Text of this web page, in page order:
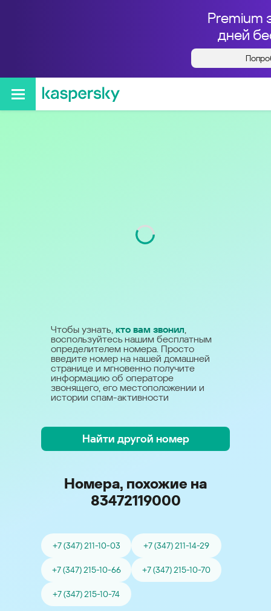
Premium
дней
Кто звонил с номера
+73472119000
Чтобы узнать, кто вам звонил,
воспользуйтесь нашим бесплатным
определителем номера. Просто
введите номер на нашей домашней
странице и мгновенно получите
информацию об операторе
звонящего, его местоположении и
истории спам-активности
Найти другой номер
Номера, похожие на
83472119000
+7 (347) 211-10-03 +7 (347) 211-14-29
+7 (347) 215-10-66 +7 (347) 215-10-70
+7 (347) 215-10-74